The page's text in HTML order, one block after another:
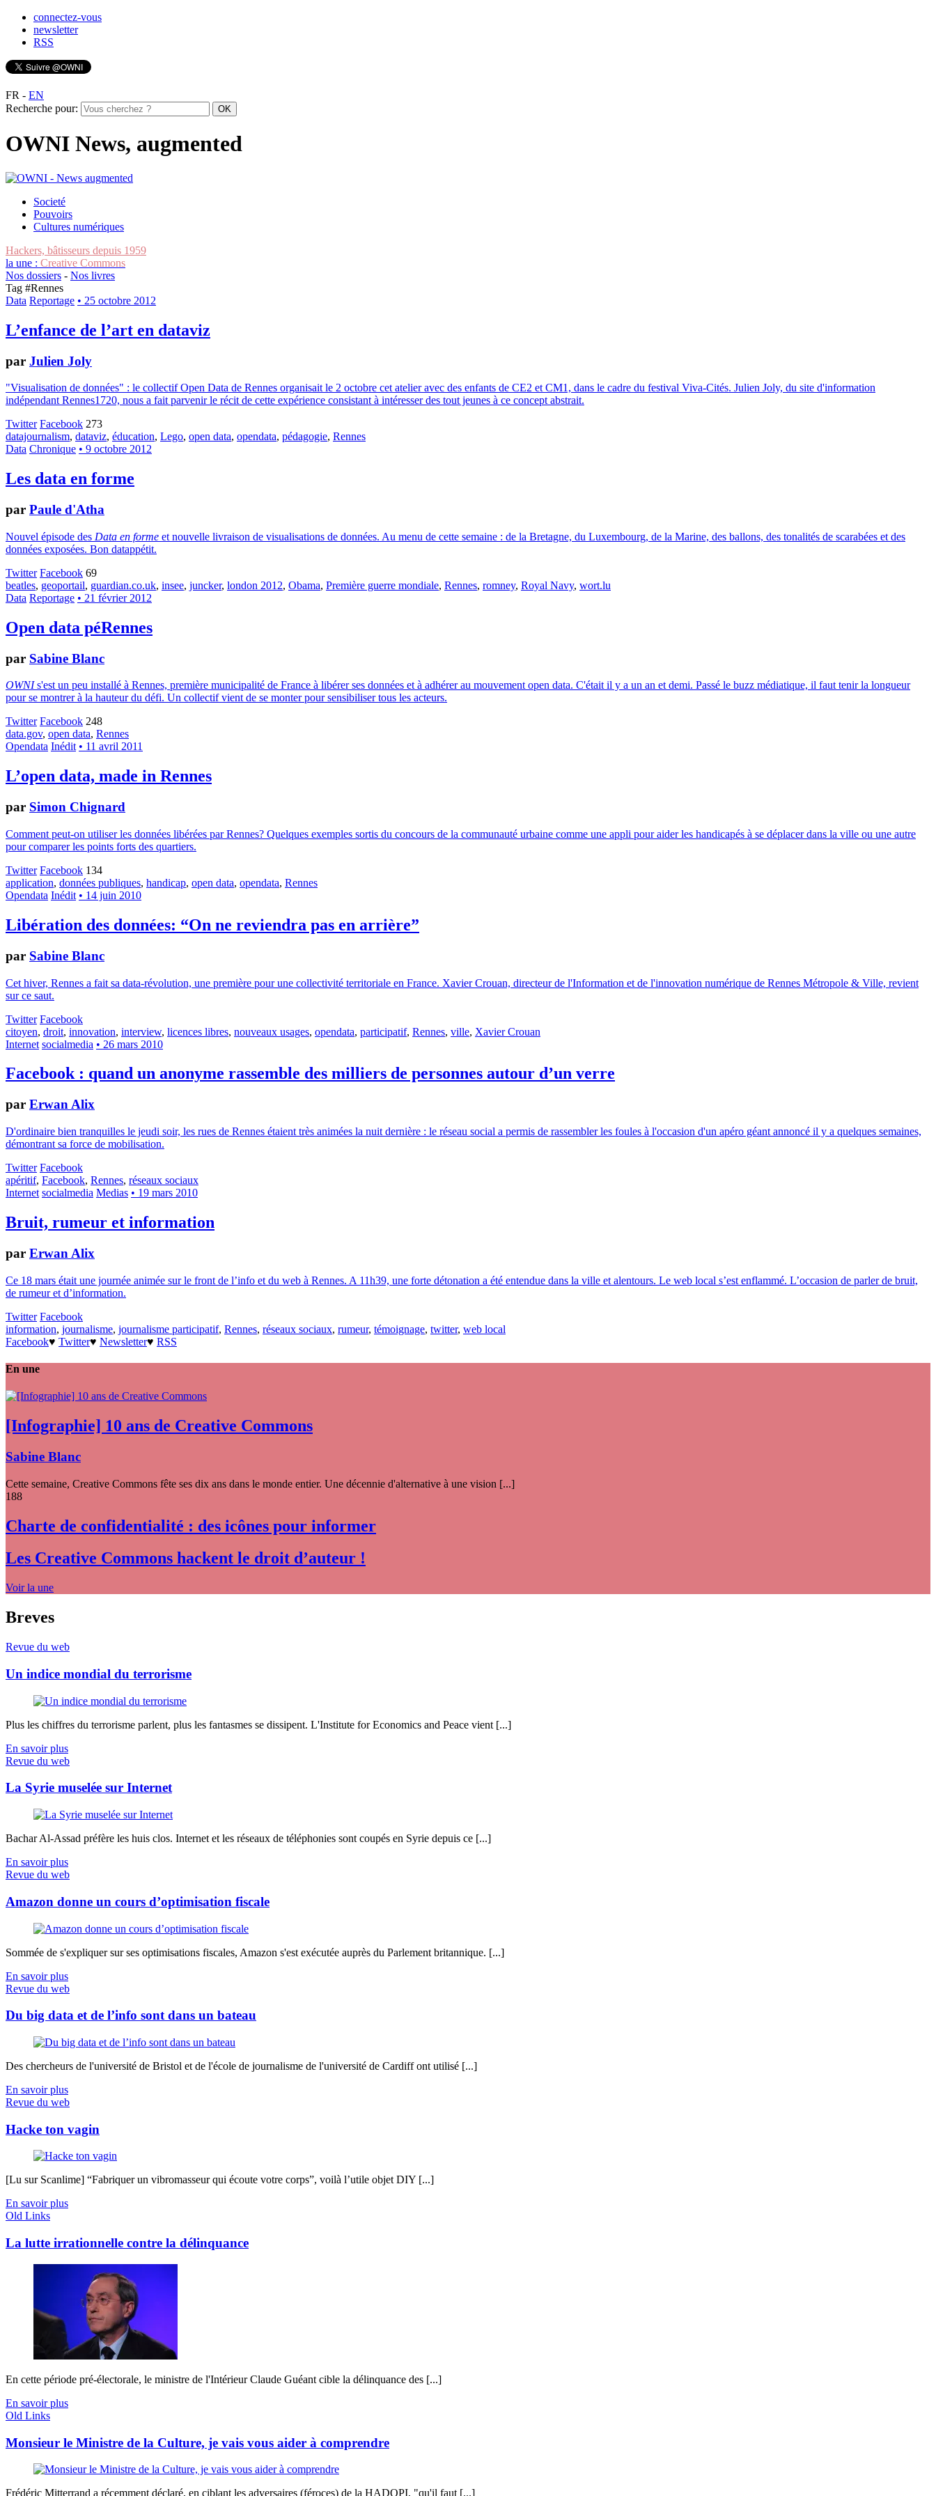
connectez-vous
newsletter
RSS
FR - EN
Recherche pour:
OWNI News, augmented
Societé
Pouvoirs
Cultures numériques
Hackers, bâtisseurs depuis 1959
la une : Creative Commons
Nos dossiers - Nos livres
Tag #Rennes
Data Reportage • 25 octobre 2012
L’enfance de l’art en dataviz
par Julien Joly
"Visualisation de données" : le collectif Open Data de Rennes organisait le 2 octobre cet atelier avec des enfants de CE2 et CM1, dans le cadre du festival Viva-Cités. Julien Joly, du site d'information
indépendant Rennes1720, nous a fait parvenir le récit de cette expérience consistant à intéresser des tout jeunes à ce concept abstrait.
Twitter Facebook 273
datajournalism, dataviz, éducation, Lego, open data, opendata, pédagogie, Rennes
Data Chronique • 9 octobre 2012
Les data en forme
par Paule d'Atha
Nouvel épisode des Data en forme et nouvelle livraison de visualisations de données. Au menu de cette semaine : de la Bretagne, du Luxembourg, de la Marine, des ballons, des tonalités de scarabées et des
données exposées. Bon datappétit.
Twitter Facebook 69
beatles, geoportail, guardian.co.uk, insee, juncker, london 2012, Obama, Première guerre mondiale, Rennes, romney, Royal Navy, wort.lu
Data Reportage • 21 février 2012
Open data péRennes
par Sabine Blanc
OWNIs'est un peu installé à Rennes, première municipalité de France à libérer ses données et à adhérer au mouvement open data. C'était il y a un an et demi. Passé le buzz médiatique, il faut tenir la longueur
pour se montrer à la hauteur du défi. Un collectif vient de se monter pour sensibiliser tous les acteurs.
Twitter Facebook 248
data.gov, open data, Rennes
Opendata Inédit • 11 avril 2011
L’open data, made in Rennes
par Simon Chignard
Comment peut-on utiliser les données libérées par Rennes? Quelques exemples sortis du concours de la communauté urbaine comme une appli pour aider les handicapés à se déplacer dans la ville ou une autre
pour comparer les points forts des quartiers.
Twitter Facebook 134
application, données publiques, handicap, open data, opendata, Rennes
Opendata Inédit • 14 juin 2010
Libération des données: “On ne reviendra pas en arrière”
par Sabine Blanc
Cet hiver, Rennes a fait sa data-révolution, une première pour une collectivité territoriale en France. Xavier Crouan, directeur de l'Information et de l'innovation numérique de Rennes Métropole & Ville, revient
sur ce saut.
Twitter Facebook
citoyen, droit, innovation, interview, licences libres, nouveaux usages, opendata, participatif, Rennes, ville, Xavier Crouan
Internet socialmedia • 26 mars 2010
Facebook : quand un anonyme rassemble des milliers de personnes autour d’un verre
par Erwan Alix
D'ordinaire bien tranquilles le jeudi soir, les rues de Rennes étaient très animées la nuit dernière : le réseau social a permis de rassembler les foules à l'occasion d'un apéro géant annoncé il y a quelques semaines,
démontrant sa force de mobilisation.
Twitter Facebook
apéritif, Facebook, Rennes, réseaux sociaux
Internet socialmedia Medias • 19 mars 2010
Bruit, rumeur et information
par Erwan Alix
Ce 18 mars était une journée animée sur le front de l’info et du web à Rennes. A 11h39, une forte détonation a été entendue dans la ville et alentours. Le web local s’est enflammé. L’occasion de parler de bruit,
de rumeur et d’information.
Twitter Facebook
information, journalisme, journalisme participatif, Rennes, réseaux sociaux, rumeur, témoignage, twitter, web local
Facebook♥ Twitter♥ Newsletter♥ RSS
En une
[Infographie] 10 ans de Creative Commons
Sabine Blanc
Cette semaine, Creative Commons fête ses dix ans dans le monde entier. Une décennie d'alternative à une vision [...]
188
Charte de confidentialité : des icônes pour informer
Les Creative Commons hackent le droit d’auteur !
Voir la une
Breves
Revue du web
Un indice mondial du terrorisme
Plus les chiffres du terrorisme parlent, plus les fantasmes se dissipent. L'Institute for Economics and Peace vient [...]
En savoir plus
Revue du web
La Syrie muselée sur Internet
Bachar Al-Assad préfère les huis clos. Internet et les réseaux de téléphonies sont coupés en Syrie depuis ce [...]
En savoir plus
Revue du web
Amazon donne un cours d’optimisation fiscale
Sommée de s'expliquer sur ses optimisations fiscales, Amazon s'est exécutée auprès du Parlement britannique. [...]
En savoir plus
Revue du web
Du big data et de l’info sont dans un bateau
Des chercheurs de l'université de Bristol et de l'école de journalisme de l'université de Cardiff ont utilisé [...]
En savoir plus
Revue du web
Hacke ton vagin
[Lu sur Scanlime] “Fabriquer un vibromasseur qui écoute votre corps”, voilà l’utile objet DIY [...]
En savoir plus
Old Links
La lutte irrationnelle contre la délinquance
En cette période pré-électorale, le ministre de l'Intérieur Claude Guéant cible la délinquance des [...]
En savoir plus
Old Links
Monsieur le Ministre de la Culture, je vais vous aider à comprendre
Frédéric Mitterrand a récemment déclaré, en ciblant les adversaires (féroces) de la HADOPI, "qu'il faut [...]